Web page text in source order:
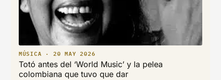
MÚSICA · 20 MAY 2026
Totó antes del ‘World Music’ y la pelea
colombiana que tuvo que dar